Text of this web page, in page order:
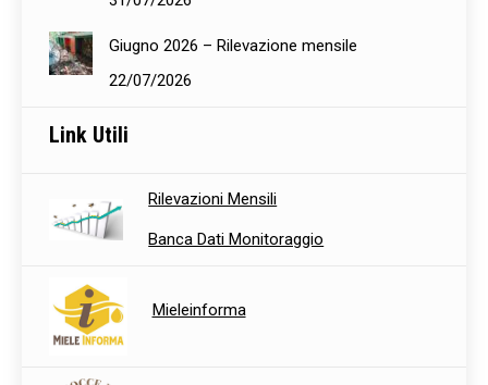
Giugno 2026 – Rilevazione mensile
22/07/2026
Link Utili
Rilevazioni Mensili
Banca Dati Monitoraggio
Mieleinforma